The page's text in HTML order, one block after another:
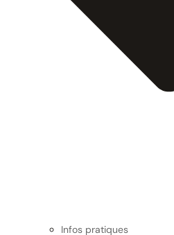
Infos pratiques